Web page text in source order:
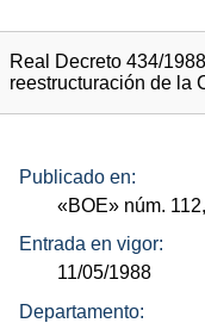
Real Decreto 434/
reestructuración de la
Publicado en:
«BOE» núm.
Entrada en vigor:
11/05/1988
Departamento: